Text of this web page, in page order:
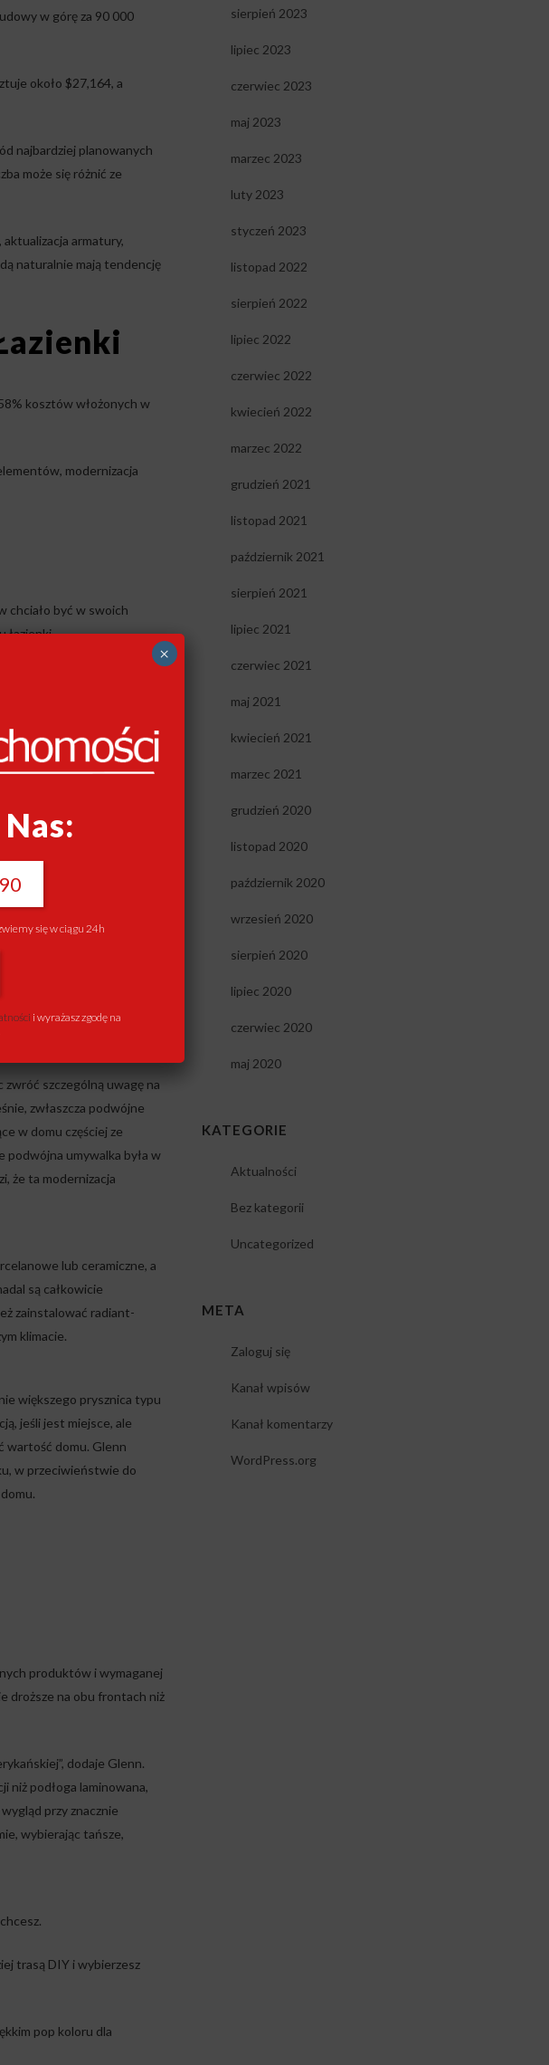
w górę za 90 000
około $27,164, a
najbardziej planowanych
może się różnić ze
armatury,
naturalnie mają tendencję
kosztów włożonych w
modernizacja
chciało być w swoich
łazienki.
8,2. Joy Scores
wyższy poziom
dla właścicieli domów.
do domu, podczas gdy
ROI
nowa? Te trzy mniejsze
remodelu łazienki
zazwyczaj obejmować
szczególną uwagę na
zwłaszcza podwójne
w domu częściej ze
podwójna umywalka była w
że ta modernizacja
lub ceramiczne, a
są całkowicie
zainstalować radiant-
klimacie.
większego prysznica typu
jeśli jest miejsce, ale
wartość domu. Glenn
w przeciwieństwie do
produktów i wymaganej
droższe na obu frontach niż
dodaje Glenn.
niż podłoga laminowana,
przy znacznie
wybierając tańsze,
trasą DIY i wybierzesz
pop koloru dla
sierpień 2023
lipiec 2023
czerwiec 2023
maj 2023
marzec 2023
luty 2023
styczeń 2023
listopad 2022
sierpień 2022
lipiec 2022
czerwiec 2022
kwiecień 2022
marzec 2022
grudzień 2021
listopad 2021
październik 2021
sierpień 2021
lipiec 2021
czerwiec 2021
maj 2021
kwiecień 2021
marzec 2021
grudzień 2020
listopad 2020
październik 2020
wrzesień 2020
sierpień 2020
lipiec 2020
czerwiec 2020
maj 2020
KATEGORIE
Aktualności
Bez kategorii
Uncategorized
META
Zaloguj się
Kanał wpisów
Kanał komentarzy
WordPress.org
się w ciągu 24h
i wyrażasz zgodę na
×